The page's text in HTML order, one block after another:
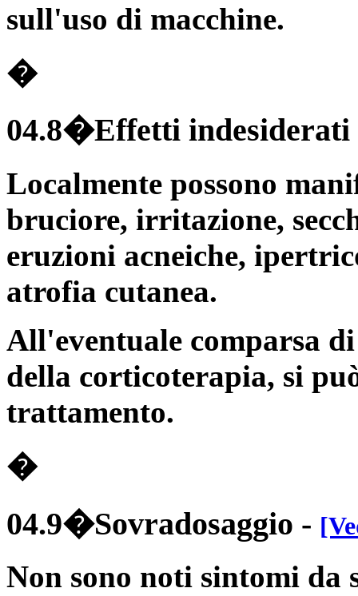
sull'uso di macchine.
�
04.8�Effetti indesiderati
Localmente possono
bruciore, irritazione,
eruzioni acneiche,
atrofia cutanea.
All'eventuale comparsa
della corticoterapia, si
trattamento.
�
04.9�Sovradosaggio -
Non sono noti sintomi da